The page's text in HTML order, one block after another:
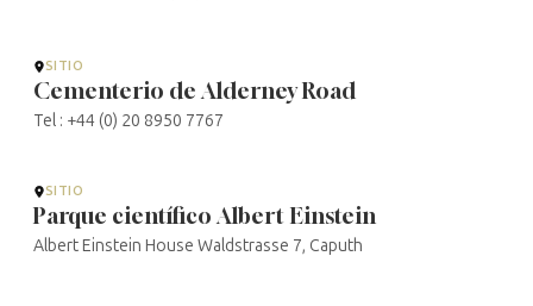
SITIO
Cementerio de Alderney Road
Tel : +44 (0) 20 8950 7767
SITIO
Parque científico Albert Einstein
Albert Einstein House Waldstrasse 7, Caputh